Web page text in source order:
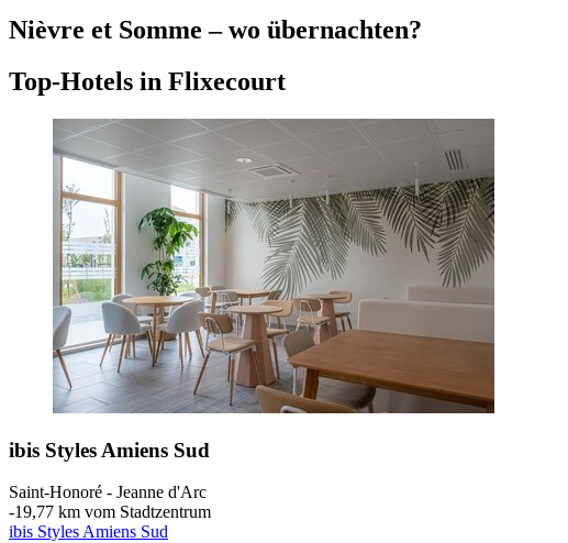
Nièvre et Somme – wo übernachten?
Top-Hotels in Flixecourt
ibis Styles Amiens Sud
Saint-Honoré - Jeanne d'Arc
‐19,77 km vom Stadtzentrum
ibis Styles Amiens Sud